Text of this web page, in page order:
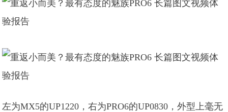
左为MX5的UP1220，右为PRO6的UP0830，外型上毫无